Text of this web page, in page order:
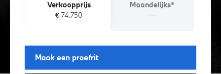
Verkoopprijs
€ 74.750
Maandelijks*
---
Maak een proefrit